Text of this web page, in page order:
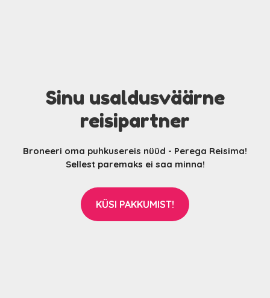
Sinu usaldusväärne
reisipartner
Broneeri oma puhkusereis nüüd - Perega Reisima!
Sellest paremaks ei saa minna!
KÜSI PAKKUMIST!